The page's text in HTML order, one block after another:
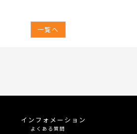
一覧へ
インフォメーション
よくある質問